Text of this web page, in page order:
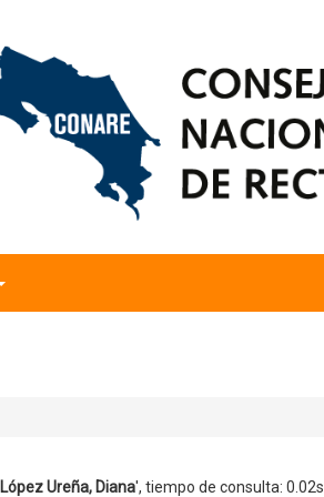
López Ureña, Diana', tiempo de consulta: 0.02s